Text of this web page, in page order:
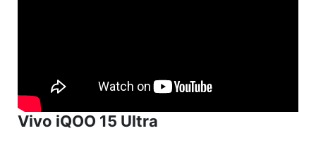
Vivo iQOO 15 Ultra